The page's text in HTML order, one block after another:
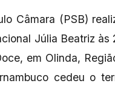
Câmara (PSB)
Júlia Beatriz
em Olinda,
cedeu o